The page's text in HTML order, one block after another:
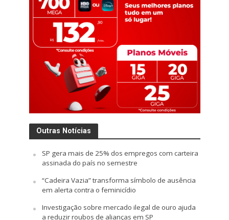
Outras Notícias
SP gera mais de 25% dos empregos com carteira
assinada do país no semestre
“Cadeira Vazia” transforma símbolo de ausência
em alerta contra o feminicídio
Investigação sobre mercado ilegal de ouro ajuda
a reduzir roubos de alianças em SP